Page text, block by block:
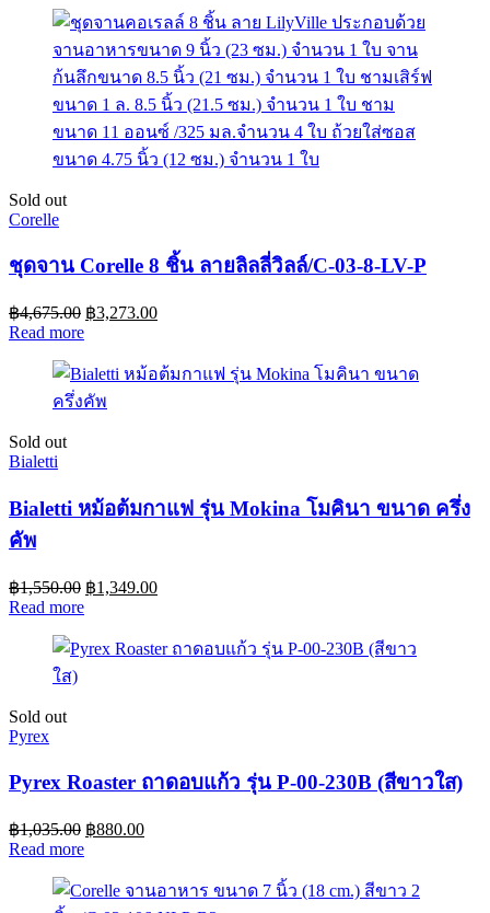
Sold out
Corelle
ชุดจาน Corelle 8 ชิ้น ลายลิลลี่วิลล์/C-03-8-LV-P
฿4,675.00 ฿3,273.00
Read more
Sold out
Bialetti
Bialetti หม้อต้มกาแฟ รุ่น Mokina โมคินา ขนาด ครึ่ง
คัพ
฿1,550.00 ฿1,349.00
Read more
Sold out
Pyrex
Pyrex Roaster ถาดอบแก้ว รุ่น P-00-230B (สีขาวใส)
฿1,035.00 ฿880.00
Read more